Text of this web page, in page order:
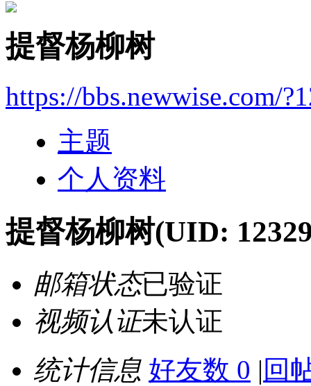
提督杨柳树
https://bbs.newwise.com/
主题
个人资料
提督杨柳树(UID:
邮箱状态已验证
视频认证未认证
统计信息 好友数 0 | 回